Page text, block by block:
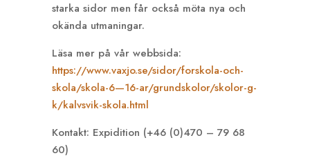
starka sidor men får också möta nya och
okända utmaningar.
Läsa mer på vår webbsida:
https://www.vaxjo.se/sidor/forskola-och-
skola/skola-6—16-ar/grundskolor/skolor-g-
k/kalvsvik-skola.html
Kontakt: Expidition (+46 (0)470 – 79 68
60)